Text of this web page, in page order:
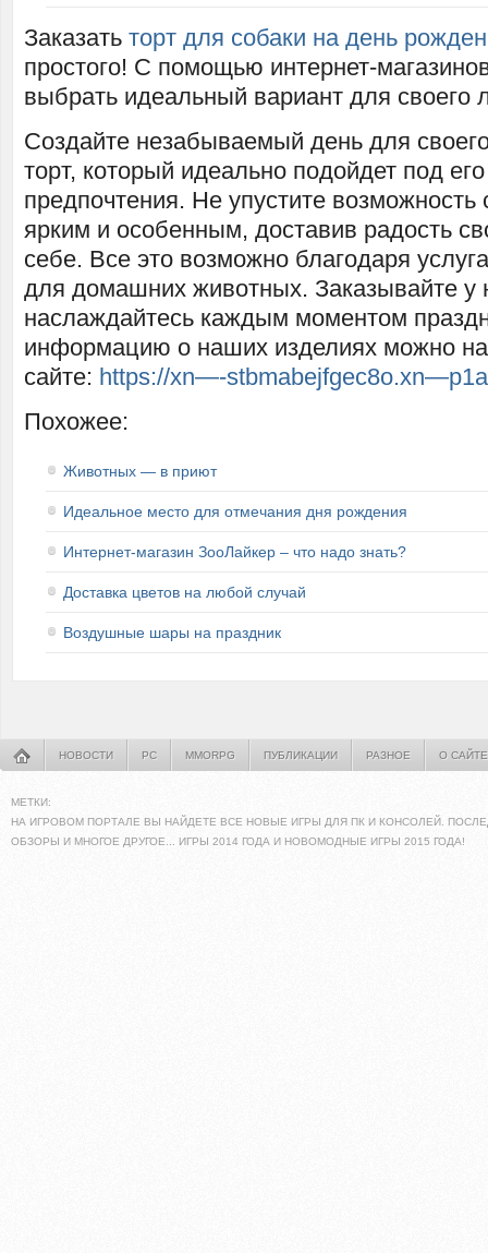
Заказать торт для собаки на день
простого! С помощью интернет-
выбрать идеальный вариант для своего
Создайте незабываемый день для
торт, который идеально подойдет под
предпочтения. Не упустите возможность
ярким и особенным, доставив радость
себе. Все это возможно благодаря
для домашних животных. Заказывайте у
наслаждайтесь каждым моментом
информацию о наших изделиях можно
сайте: https://xn—-
Похожее:
Животных — в приют
Идеальное место для отмечания дня рождения
Интернет-магазин ЗооЛайкер – что надо знать?
Доставка цветов на любой случай
Воздушные шары на праздник
НОВОСТИ PC MMORPG ПУБЛИКАЦИИ РАЗНОЕ О САЙТЕ
МЕТКИ:
НА ИГРОВОМ ПОРТАЛЕ ВЫ НАЙДЕТЕ ВСЕ НОВЫЕ ИГРЫ ДЛЯ ПК И КОНСОЛЕЙ.
ОБЗОРЫ И МНОГОЕ ДРУГОЕ... ИГРЫ 2014 ГОДА И НОВОМОДНЫЕ ИГРЫ 2015 ГОДА!